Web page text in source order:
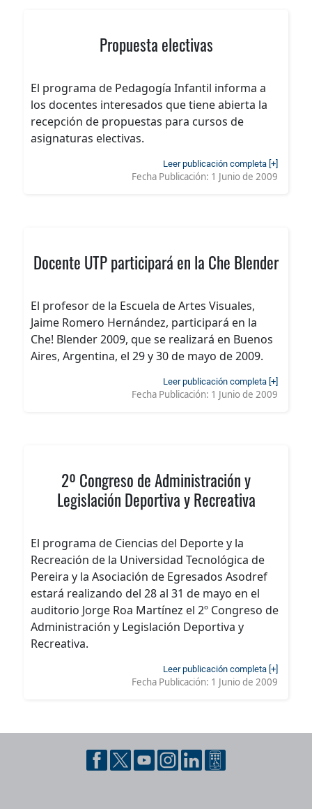
Propuesta electivas
El programa de Pedagogía Infantil informa a
los docentes interesados que tiene abierta la
recepción de propuestas para cursos de
asignaturas electivas.
Leer publicación completa [+]
Fecha Publicación: 1 Junio de 2009
Docente UTP participará en la Che Blender
El profesor de la Escuela de Artes Visuales,
Jaime Romero Hernández, participará en la
Che! Blender 2009, que se realizará en Buenos
Aires, Argentina, el 29 y 30 de mayo de 2009.
Leer publicación completa [+]
Fecha Publicación: 1 Junio de 2009
2º Congreso de Administración y
Legislación Deportiva y Recreativa
El programa de Ciencias del Deporte y la
Recreación de la Universidad Tecnológica de
Pereira y la Asociación de Egresados Asodref
estará realizando del 28 al 31 de mayo en el
auditorio Jorge Roa Martínez el 2º Congreso de
Administración y Legislación Deportiva y
Recreativa.
Leer publicación completa [+]
Fecha Publicación: 1 Junio de 2009